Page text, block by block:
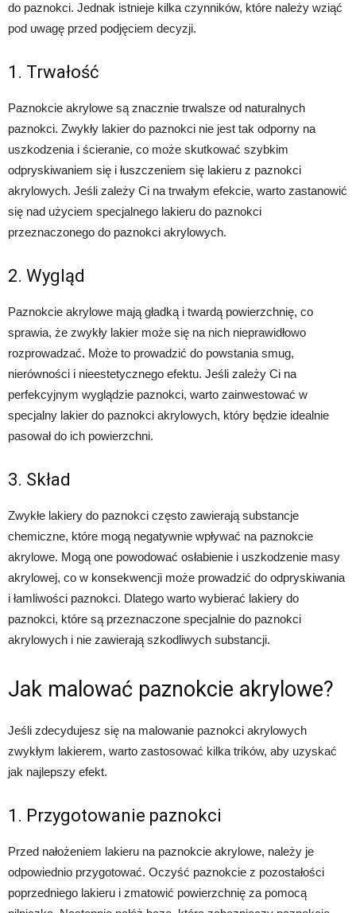
do paznokci. Jednak istnieje kilka czynników, które należy wziąć
pod uwagę przed podjęciem decyzji.
1. Trwałość
Paznokcie akrylowe są znacznie trwalsze od naturalnych
paznokci. Zwykły lakier do paznokci nie jest tak odporny na
uszkodzenia i ścieranie, co może skutkować szybkim
odpryskiwaniem się i łuszczeniem się lakieru z paznokci
akrylowych. Jeśli zależy Ci na trwałym efekcie, warto zastanowić
się nad użyciem specjalnego lakieru do paznokci
przeznaczonego do paznokci akrylowych.
2. Wygląd
Paznokcie akrylowe mają gładką i twardą powierzchnię, co
sprawia, że zwykły lakier może się na nich nieprawidłowo
rozprowadzać. Może to prowadzić do powstania smug,
nierówności i nieestetycznego efektu. Jeśli zależy Ci na
perfekcyjnym wyglądzie paznokci, warto zainwestować w
specjalny lakier do paznokci akrylowych, który będzie idealnie
pasował do ich powierzchni.
3. Skład
Zwykłe lakiery do paznokci często zawierają substancje
chemiczne, które mogą negatywnie wpływać na paznokcie
akrylowe. Mogą one powodować osłabienie i uszkodzenie masy
akrylowej, co w konsekwencji może prowadzić do odpryskiwania
i łamliwości paznokci. Dlatego warto wybierać lakiery do
paznokci, które są przeznaczone specjalnie do paznokci
akrylowych i nie zawierają szkodliwych substancji.
Jak malować paznokcie akrylowe?
Jeśli zdecydujesz się na malowanie paznokci akrylowych
zwykłym lakierem, warto zastosować kilka trików, aby uzyskać
jak najlepszy efekt.
1. Przygotowanie paznokci
Przed nałożeniem lakieru na paznokcie akrylowe, należy je
odpowiednio przygotować. Oczyść paznokcie z pozostałości
poprzedniego lakieru i zmatowić powierzchnię za pomocą